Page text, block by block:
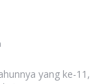
yang ke-11,